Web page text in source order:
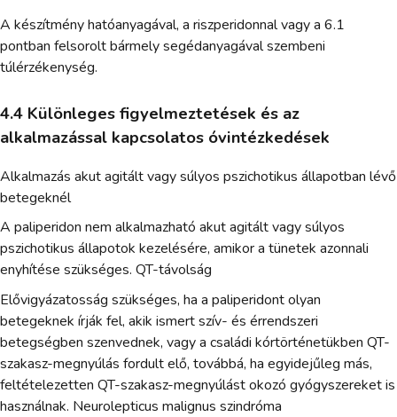
A készítmény hatóanyagával, a riszperidonnal vagy a 6.1
pontban felsorolt bármely segédanyagával szembeni
túlérzékenység.
4.4 Különleges figyelmeztetések és az
alkalmazással kapcsolatos óvintézkedések
Alkalmazás akut agitált vagy súlyos pszichotikus állapotban lévő
betegeknél
A paliperidon nem alkalmazható akut agitált vagy súlyos
pszichotikus állapotok kezelésére, amikor a tünetek azonnali
enyhítése szükséges. QT-távolság
Elővigyázatosság szükséges, ha a paliperidont olyan
betegeknek írják fel, akik ismert szív- és érrendszeri
betegségben szenvednek, vagy a családi kórtörténetükben QT-
szakasz-megnyúlás fordult elő, továbbá, ha egyidejűleg más,
feltételezetten QT-szakasz-megnyúlást okozó gyógyszereket is
használnak. Neurolepticus malignus szindróma